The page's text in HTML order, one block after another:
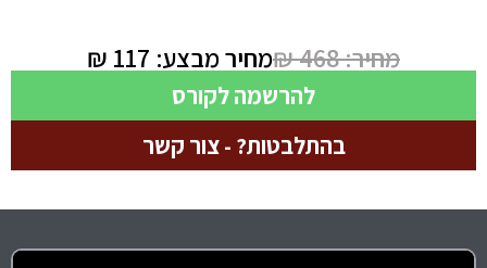
מחיר: 468 ₪ מחיר מבצע: 117 ₪
להרשמה לקורס
בהתלבטות? - צור קשר